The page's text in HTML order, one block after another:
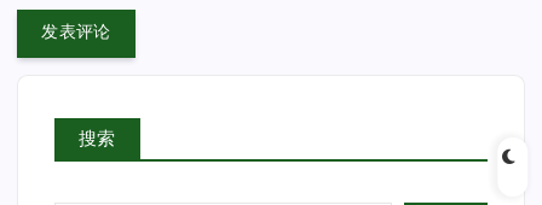
搜索